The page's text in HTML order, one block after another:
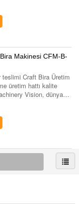
Makinesi CFM-B-
Craft Bira Üretim
üretim hattı kalite
Vision, dünyanın